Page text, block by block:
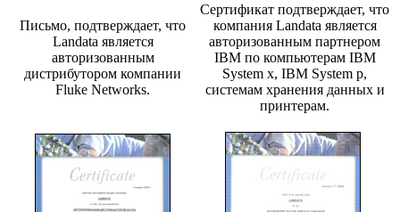
Письмо, подтверждает, что
Landata является
авторизованным
дистрибутором компании
Fluke Networks.
Сертификат подтверждает, что
компания Landata является
авторизованным партнером
IBM по компьютерам IBM
System x, IBM System p,
системам хранения данных и
принтерам.